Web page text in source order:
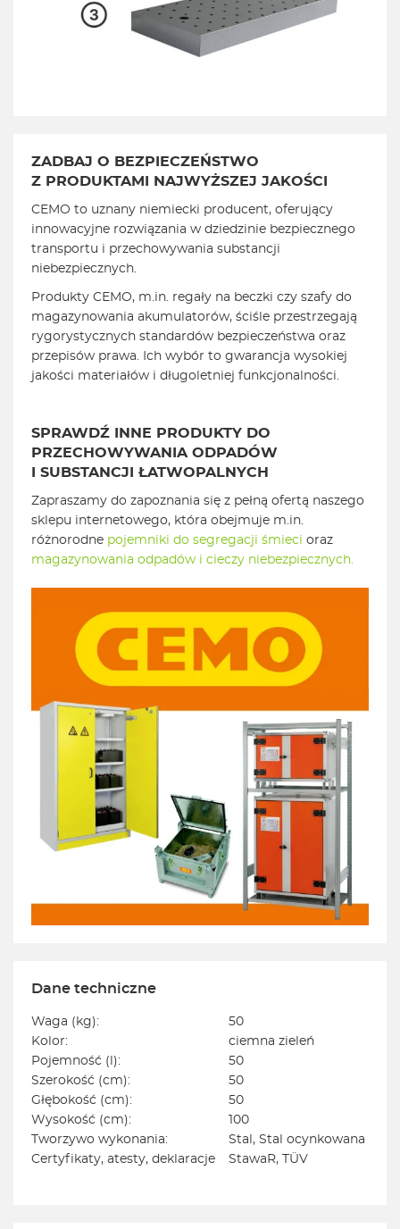
ZADBAJ O BEZPIECZEŃSTWO
Z PRODUKTAMI NAJWYŻSZEJ JAKOŚCI
CEMO to uznany niemiecki producent, oferujący
innowacyjne rozwiązania w dziedzinie bezpiecznego
transportu i przechowywania substancji
niebezpiecznych.
Produkty CEMO, m.in. regały na beczki czy szafy do
magazynowania akumulatorów, ściśle przestrzegają
rygorystycznych standardów bezpieczeństwa oraz
przepisów prawa. Ich wybór to gwarancja wysokiej
jakości materiałów i długoletniej funkcjonalności.
SPRAWDŹ INNE PRODUKTY DO
PRZECHOWYWANIA ODPADÓW
I SUBSTANCJI ŁATWOPALNYCH
Zapraszamy do zapoznania się z pełną ofertą naszego
sklepu internetowego, która obejmuje m.in.
różnorodne pojemniki do segregacji śmieci oraz
magazynowania odpadów i cieczy niebezpiecznych.
Dane techniczne
Waga (kg):
50
Kolor:
ciemna zieleń
Pojemność (l):
50
Szerokość (cm):
50
Głębokość (cm):
50
Wysokość (cm):
100
Tworzywo wykonania:
Stal, Stal ocynkowana
Certyfikaty, atesty, deklaracje
StawaR, TÜV